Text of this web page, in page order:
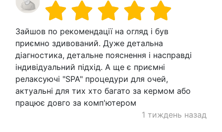
Зайшов по рекомендації на огляд і був
приємно здивований. Дуже детальна
діагностика, детальне пояснення і насправді
індивідуальний підхід. А ще є приємні
релаксуючі "SPA" процедури для очей,
актуальні для тих хто багато за кермом або
працює довго за комп'ютером
1 тиждень назад